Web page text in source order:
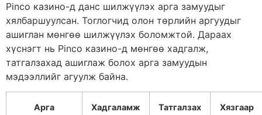
Pinco казино-д данс шилжүүлэх арга замуудыг
хялбаршуулсан. Тоглогчид олон төрлийн аргуудыг
ашиглан мөнгөө шилжүүлэх боломжтой. Дараах
хүснэгт нь Pinco казино-д мөнгөө хадгалж,
татгалзахад ашиглаж болох арга замуудын
мэдээллийг агуулж байна.
Арга
Хадгаламж
Татгалзах
Хязгаар